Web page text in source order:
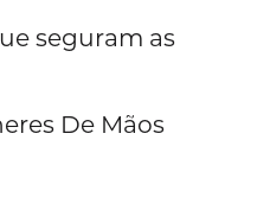
seguram as
De Mãos